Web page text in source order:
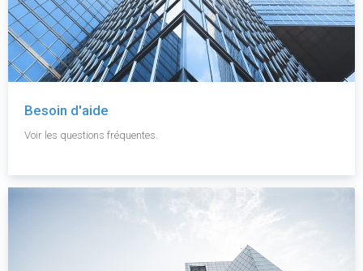
Besoin d'aide
Voir les questions fréquentes.